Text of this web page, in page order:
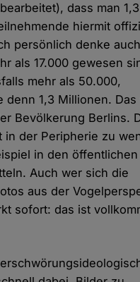
dass man 1,3
hiermit
persönlich denke
als 17.000 gewesen
mehr als 50.000,
denn 1,3 Millionen. Das
Bevölkerung Berlins.
in der Peripherie zu
in den öffentlichen
Auch wer sich die
aus der
sofort: das ist